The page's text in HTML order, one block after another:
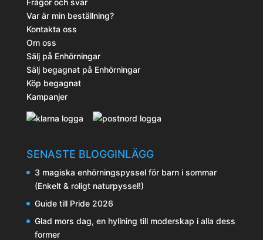
Var är min beställning?
Kontakta oss
Om oss
Sälj på Enhörningar
Sälj begagnat på Enhörningar
Köp begagnat
Kampanjer
SENASTE BLOGGINLÄGG
3 magiska enhörningspyssel för barn i sommar
(Enkelt & roligt naturpyssel!)
Guide till Pride 2026
Glad mors dag, en hyllning till moderskap i alla dess
former